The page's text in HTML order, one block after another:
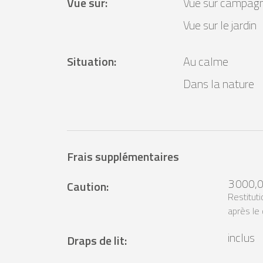
Vue sur le jardin
Situation:
Au calme
Dans la nature
Frais supplémentaires
Caution: 3
après le
Draps de lit: inclus